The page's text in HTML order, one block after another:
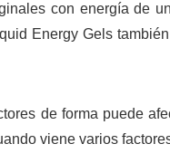
con energía de
Energy Gels
de forma puede
viene varios